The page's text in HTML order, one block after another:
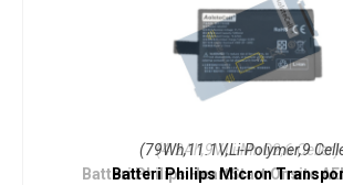
(79Wh,11.1V,Li-Polymer,9
Batteri Philips Micron